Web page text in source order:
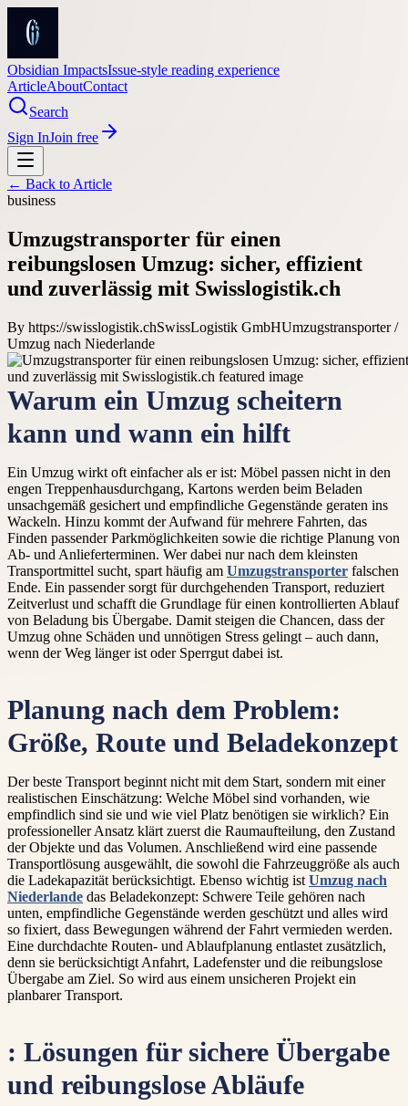
Obsidian ImpactsIssue-style reading experience
ArticleAboutContact
Search
Sign InJoin free
← Back to Article
business
Umzugstransporter für einen
reibungslosen Umzug: sicher, effizient
und zuverlässig mit Swisslogistik.ch
By https://swisslogistik.chSwissLogistik GmbHUmzugstransporter /
Umzug nach Niederlande
Warum ein Umzug scheitern
kann und wann ein hilft
Ein Umzug wirkt oft einfacher als er ist: Möbel passen nicht in den
engen Treppenhausdurchgang, Kartons werden beim Beladen
unsachgemäß gesichert und empfindliche Gegenstände geraten ins
Wackeln. Hinzu kommt der Aufwand für mehrere Fahrten, das
Finden passender Parkmöglichkeiten sowie die richtige Planung von
Ab- und Anlieferterminen. Wer dabei nur nach dem kleinsten
Transportmittel sucht, spart häufig am Umzugstransporter falschen
Ende. Ein passender sorgt für durchgehenden Transport, reduziert
Zeitverlust und schafft die Grundlage für einen kontrollierten Ablauf
von Beladung bis Übergabe. Damit steigen die Chancen, dass der
Umzug ohne Schäden und unnötigen Stress gelingt – auch dann,
wenn der Weg länger ist oder Sperrgut dabei ist.
Planung nach dem Problem:
Größe, Route und Beladekonzept
Der beste Transport beginnt nicht mit dem Start, sondern mit einer
realistischen Einschätzung: Welche Möbel sind vorhanden, wie
empfindlich sind sie und wie viel Platz benötigen sie wirklich? Ein
professioneller Ansatz klärt zuerst die Raumaufteilung, den Zustand
der Objekte und das Volumen. Anschließend wird eine passende
Transportlösung ausgewählt, die sowohl die Fahrzeuggröße als auch
die Ladekapazität berücksichtigt. Ebenso wichtig ist Umzug nach
Niederlande das Beladekonzept: Schwere Teile gehören nach
unten, empfindliche Gegenstände werden geschützt und alles wird
so fixiert, dass Bewegungen während der Fahrt vermieden werden.
Eine durchdachte Routen- und Ablaufplanung entlastet zusätzlich,
denn sie berücksichtigt Anfahrt, Ladefenster und die reibungslose
Übergabe am Ziel. So wird aus einem unsicheren Projekt ein
planbarer Transport.
: Lösungen für sichere Übergabe
und reibungslose Abläufe